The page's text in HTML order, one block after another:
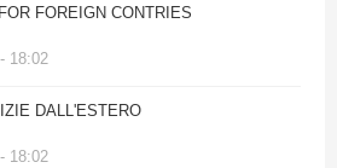
FOREIGN CONTRIES
18:02
DALL'ESTERO
18:02